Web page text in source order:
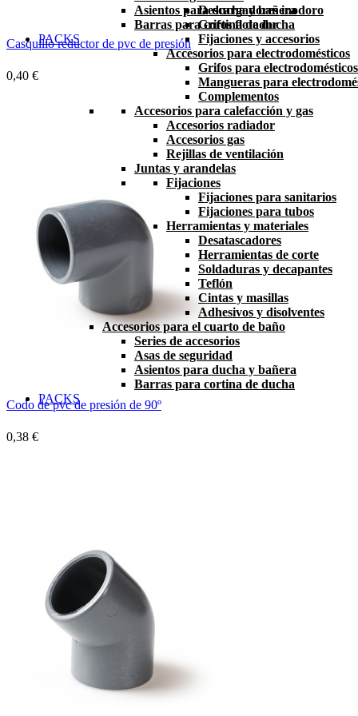
Descargadores inodoro
Grifos flotador
Fijaciones y accesorios
Accesorios para electrodomésticos
Grifos para electrodomésticos
Mangueras para
Complementos
Accesorios para calefacción y gas
Accesorios radiador
Accesorios gas
Rejillas de ventilación
Juntas y arandelas
Fijaciones
Fijaciones para sanitarios
Fijaciones para tubos
Herramientas y materiales
Desatascadores
Herramientas de corte
Soldaduras y decapantes
Teflón
Cintas y masillas
Adhesivos y disolventes
Accesorios para el cuarto de baño
Series de accesorios
Asas de seguridad
Asientos para ducha y bañera
Barras para cortina de ducha
PACKS
Asientos para ducha y bañera
Barras para cortina de ducha
PACKS
Casquillo reductor de pvc de presión
0,40 €
Codo de pvc de presión de 90º
0,38 €